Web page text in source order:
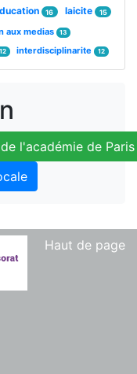
l'académie de Paris
16 laicite 15
aux medias 13
12 interdisciplinarite 12
Haut de page